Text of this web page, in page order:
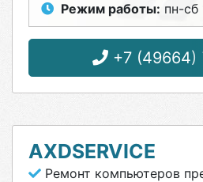
Режим работы: пн-сб
+7 (49664)
AXDSERVICE
Ремонт компьютеров